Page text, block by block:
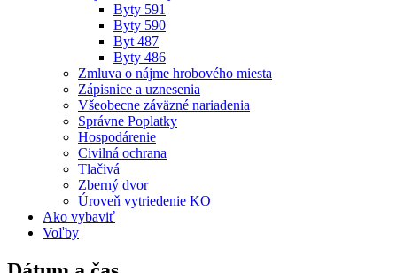
Byty 591
Byty 590
Byt 487
Byty 486
Zmluva o nájme hrobového miesta
Zápisnice a uznesenia
Všeobecne záväzné nariadenia
Správne Poplatky
Hospodárenie
Civilná ochrana
Tlačivá
Zberný dvor
Úroveň vytriedenie KO
Ako vybaviť
Voľby